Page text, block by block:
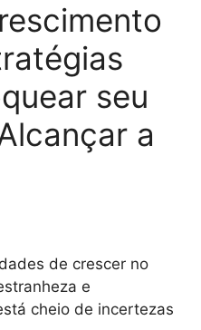
seu
a
de crescer no
e
cheio de incertezas